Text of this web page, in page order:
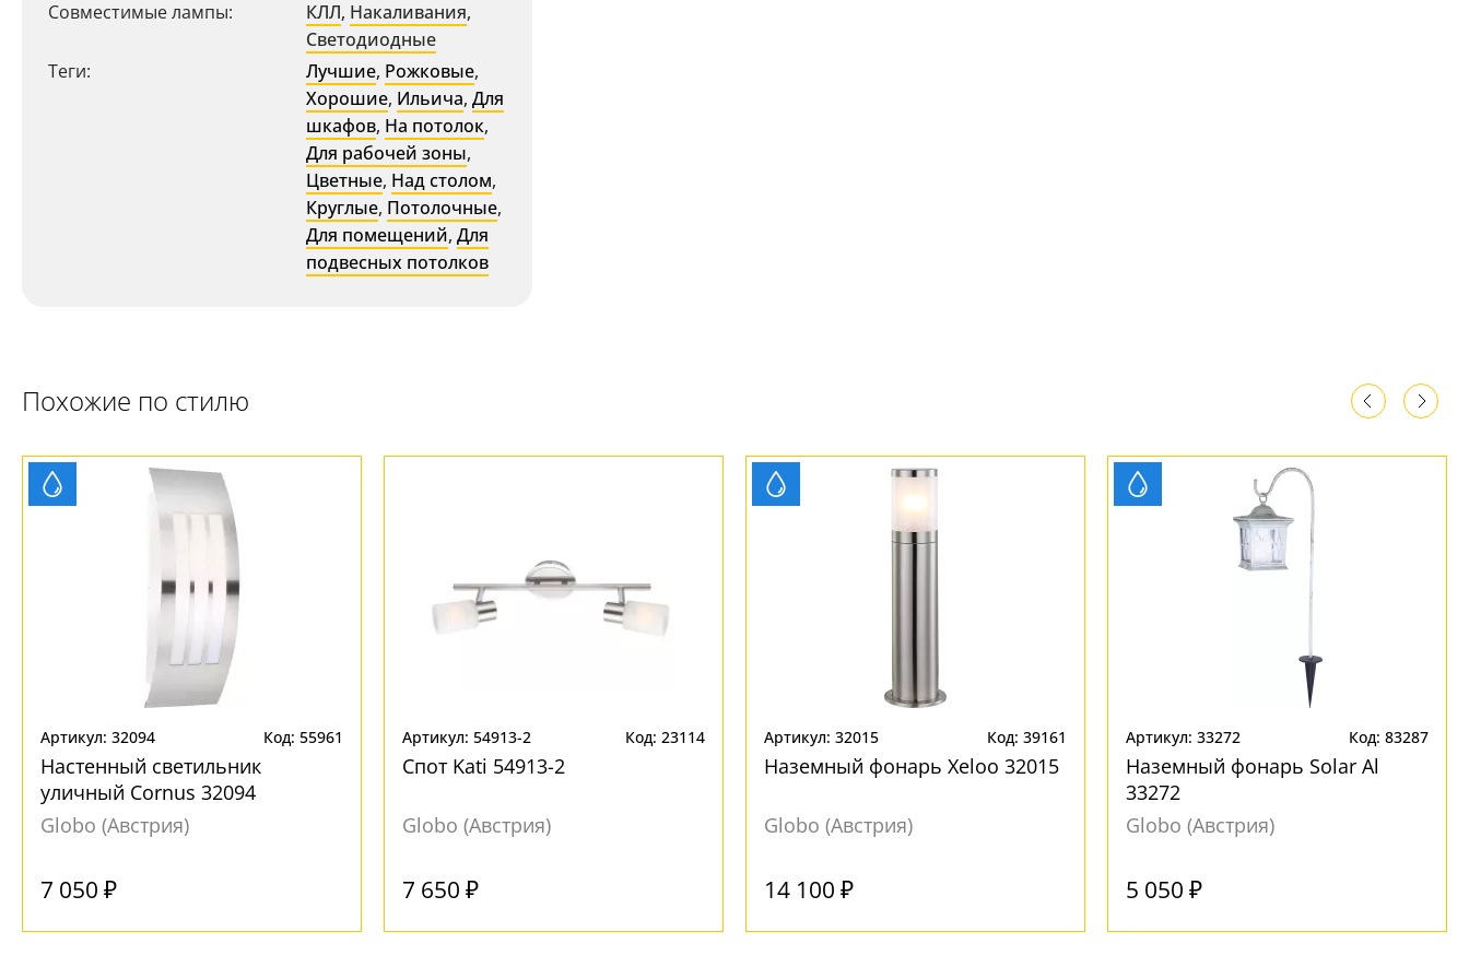
Совместимые лампы: КЛЛ, Накаливания,
Светодиодные
Теги:
Лучшие, Рожковые,
Хорошие, Ильича, Для
шкафов, На потолок,
Для рабочей зоны,
Цветные, Над столом,
Круглые, Потолочные,
Для помещений, Для
подвесных потолков
Похожие по стилю
Артикул: 32094 Код: 55961
Настенный светильник
уличный Cornus 32094
Globo (Австрия)
7 050 ₽
Артикул: 54913-2 Код: 23114
Спот Kati 54913-2
Globo (Австрия)
7 650 ₽
Артикул: 32015 Код: 39161
Наземный фонарь Xeloo 32015
Globo (Австрия)
14 100 ₽
Артикул: 33272 Код: 83287
Наземный фонарь Solar Al
33272
Globo (Австрия)
5 050 ₽